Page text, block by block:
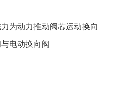
为动力推动阀芯运动换向
电动换向阀